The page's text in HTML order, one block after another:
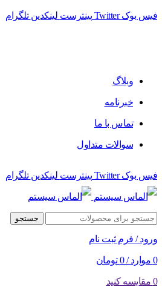
فیس بوک Twitter پینترست لینکدین تلگرام
وبلاگ
خبرنامه
تماس با ما
سوالات متداول
فیس بوک Twitter پینترست لینکدین تلگرام
جستجو
ورود / فرم ثبت نام
0 موارد /
0 تومان
0 مقایسه کنید